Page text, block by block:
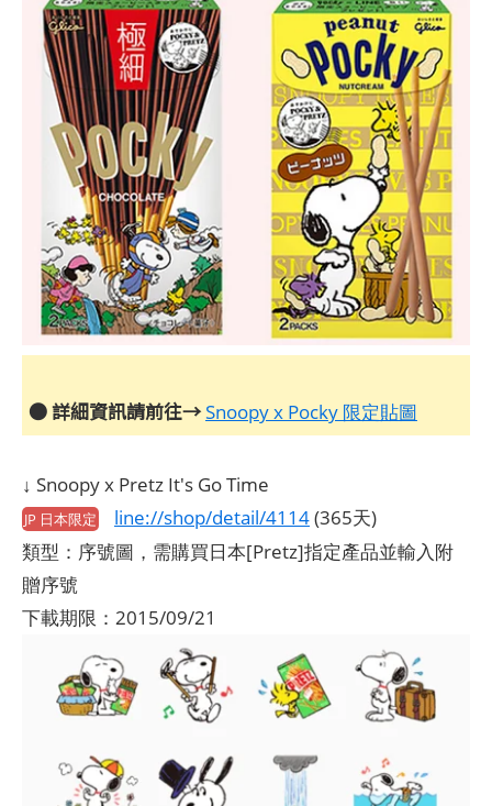
● 詳細資訊請前往→Snoopy x Pocky 限定貼圖
↓ Snoopy x Pretz It's Go Time
JP 日本限定 line://shop/detail/4114(365天)
類型：序號圖，需購買日本[Pretz]指定產品並輸入附
贈序號
下載期限：2015/09/21